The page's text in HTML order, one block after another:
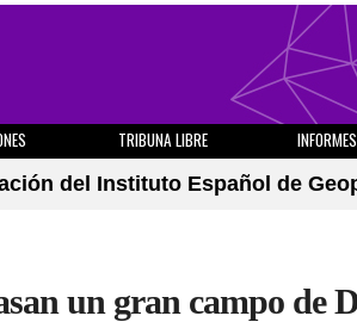
TRIBUNA LIBRE INFORMES
del Instituto Español de
un gran campo de